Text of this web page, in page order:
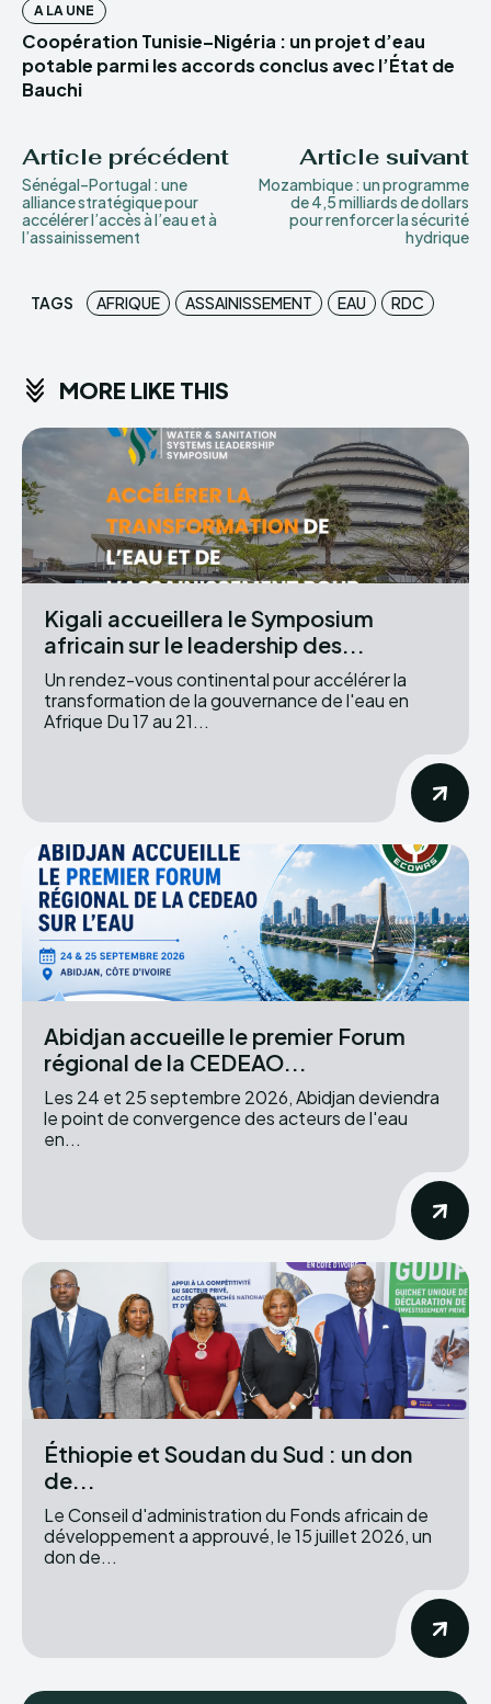
A LA UNE
Coopération Tunisie–Nigéria : un projet d’eau
potable parmi les accords conclus avec l’État de
Bauchi
Article précédent
Sénégal–Portugal : une
alliance stratégique pour
accélérer l’accès à l’eau et à
l’assainissement
Article suivant
Mozambique : un programme
de 4,5 milliards de dollars
pour renforcer la sécurité
hydrique
TAGS AFRIQUE ASSAINISSEMENT EAU RDC
MORE LIKE THIS
Kigali accueillera le Symposium
africain sur le leadership des...
Un rendez-vous continental pour accélérer la
transformation de la gouvernance de l'eau en
Afrique Du 17 au 21...
Abidjan accueille le premier Forum
régional de la CEDEAO...
Les 24 et 25 septembre 2026, Abidjan deviendra
le point de convergence des acteurs de l'eau
en...
Éthiopie et Soudan du Sud : un don
de...
Le Conseil d'administration du Fonds africain de
développement a approuvé, le 15 juillet 2026, un
don de...